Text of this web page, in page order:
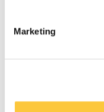
Marketing
Facebook